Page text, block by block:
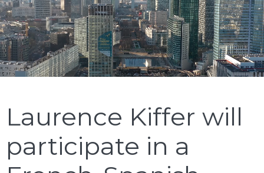
Laurence Kiffer will
participate in a